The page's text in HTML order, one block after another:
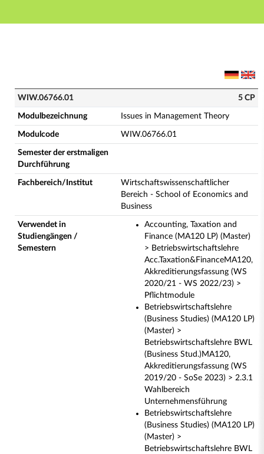
Hauptnavigation
WIW.06766.01 - Issues in Management Theory
WIW.06766.01 5 CP
Modulbezeichnung Issues in Management Theory
Modulcode WIW.06766.01
Semester der erstmaligen
Durchführung
Fachbereich/Institut
Wirtschaftswissenschaftlicher
Bereich - School of Economics and
Business
Verwendet in
Studiengängen /
Semestern
Accounting, Taxation and
Finance (MA120 LP) (Master)
> Betriebswirtschaftslehre
Acc.Taxation&FinanceMA120,
Akkreditierungsfassung (WS
2020/21 - WS 2022/23) >
Pflichtmodule
Betriebswirtschaftslehre
(Business Studies) (MA120 LP)
(Master) >
Betriebswirtschaftslehre BWL
(Business Stud.)MA120,
Akkreditierungsfassung (WS
2019/20 - SoSe 2023) > 2.3.1
Wahlbereich
Unternehmensführung
Betriebswirtschaftslehre
(Business Studies) (MA120 LP)
(Master) >
Betriebswirtschaftslehre BWL